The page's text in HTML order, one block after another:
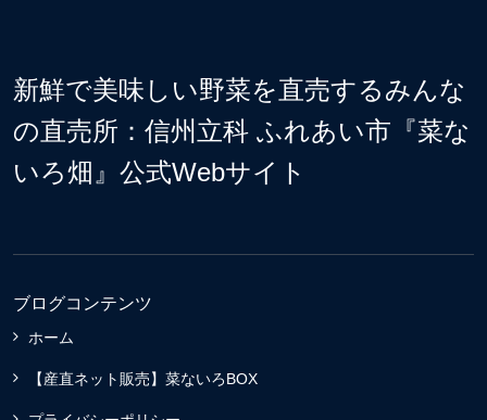
新鮮で美味しい野菜を直売するみんな
の直売所：信州立科 ふれあい市『菜な
いろ畑』公式Webサイト
ブログコンテンツ
ホーム
【産直ネット販売】菜ないろBOX